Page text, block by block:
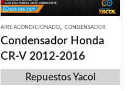
AIRE ACONDICIONADO, CONDENSADOR
Condensador Honda
CR-V 2012-2016
Repuestos Yacol